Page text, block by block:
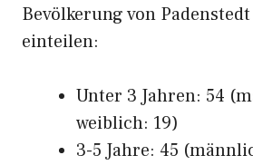
Bevölkerung von
einteilen:
Unter 3 Jahren: 54
weiblich: 19)
3-5 Jahre: 45